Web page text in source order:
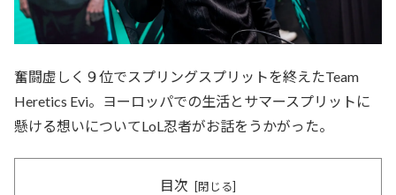
奮闘虚しく９位でスプリングスプリットを終えたTeam
Heretics Evi。ヨーロッパでの生活とサマースプリットに
懸ける想いについてLoL忍者がお話をうかがった。
目次